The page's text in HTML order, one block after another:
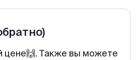
цене🙌. Также вы можете